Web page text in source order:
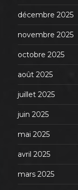
décembre 2025
novembre 2025
octobre 2025
août 2025
juillet 2025
juin 2025
mai 2025
avril 2025
mars 2025